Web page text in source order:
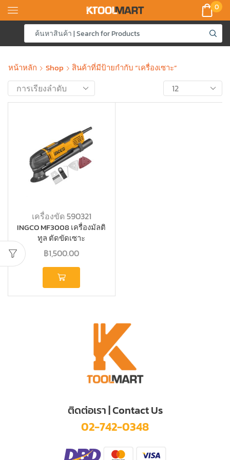
0
หน้าหลัก Shop สินค้าที่มีป้ายกำกับ “เครื่องเซาะ”
เครื่องขัด 590321
INGCO MF3008 เครื่องมัลติ
ทูล ตัดขัดเซาะ
อเนกประสงค์
฿1,500.00
ติดต่อเรา | Contact Us
02-742-0348